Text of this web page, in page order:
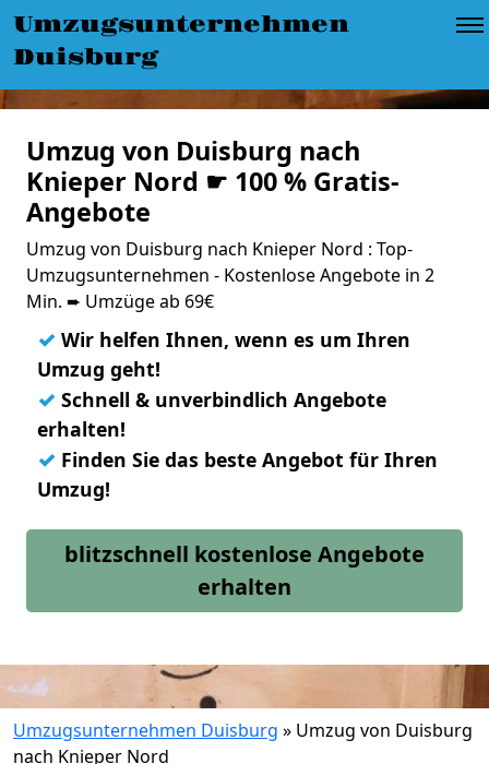
Umzugsunternehmen
Duisburg
Umzug von Duisburg nach
Knieper Nord ☛ 100 % Gratis-
Angebote
Umzug von Duisburg nach Knieper Nord : Top-
Umzugsunternehmen - Kostenlose Angebote in 2
Min. ➨ Umzüge ab 69€
✓ Wir helfen Ihnen, wenn es um Ihren
Umzug geht!
✓ Schnell & unverbindlich Angebote
erhalten!
✓ Finden Sie das beste Angebot für Ihren
Umzug!
blitzschnell kostenlose Angebote
erhalten
Umzugsunternehmen Duisburg » Umzug von Duisburg
nach Knieper Nord